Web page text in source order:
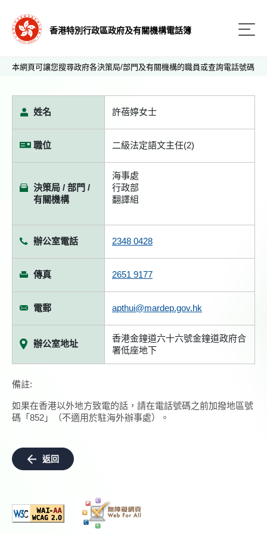
香港特別行政區政府及有關機構電話簿
本網頁可讓您搜尋政府各決策局/部門及有關機構的職員或查詢電話號碼
姓名 許蓓婷女士
職位 二級法定語文主任(2)
決策局 / 部門 /
有關機構
海事處
行政部
翻譯組
辦公室電話 2348 0428
傳真 2651 9177
電郵 apthui@mardep.gov.hk
辦公室地址
香港金鐘道六十六號金鐘道政府合
署低座地下
備註:
如果在香港以外地方致電的話，請在電話號碼之前加撥地區號
碼「852」（不適用於駐海外辦事處）。
返回